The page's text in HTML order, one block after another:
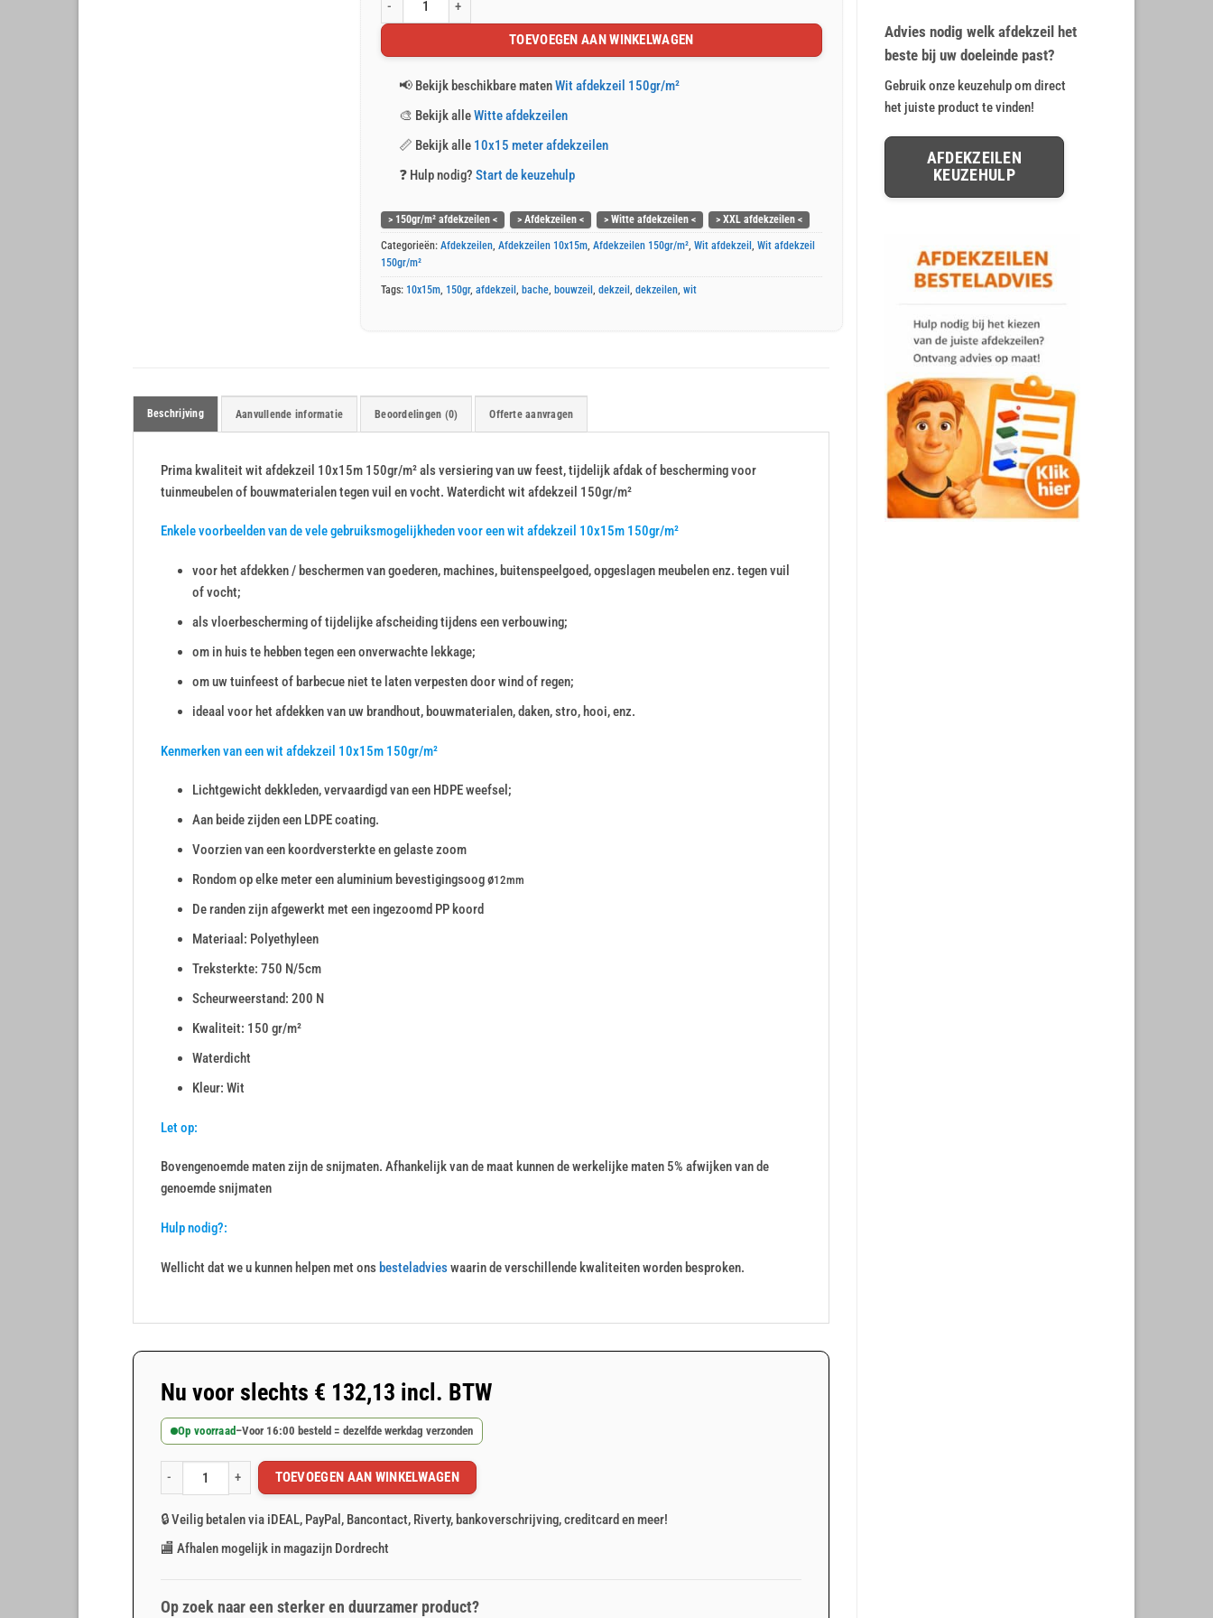
Advies nodig welk afdekzeil het
beste bij uw doeleinde past?
Gebruik onze keuzehulp om direct
het juiste product te vinden!
AFDEKZEILEN
KEUZEHULP
Wit afdekzeil 10x15m 150gr/m² aantal
TOEVOEGEN AAN WINKELWAGEN
📢 Bekijk beschikbare matenWit afdekzeil 150gr/m²
🎨 Bekijk alleWitte afdekzeilen
📏 Bekijk alle 10x15 meter afdekzeilen
❓ Hulp nodig? Start de keuzehulp
> 150gr/m² afdekzeilen < > Afdekzeilen < > Witte afdekzeilen < > XXL afdekzeilen <
Categorieën:Afdekzeilen,Afdekzeilen 10x15m,Afdekzeilen 150gr/m²,Wit afdekzeil,Wit afdekzeil
150gr/m²
Tags: 10x15m, 150gr,afdekzeil,bache,bouwzeil,dekzeil,dekzeilen,wit
Beschrijving Aanvullende informatie Beoordelingen (0) Offerte aanvragen
Prima kwaliteit wit afdekzeil 10x15m 150gr/m² als versiering van uw feest, tijdelijk afdak of bescherming voor
tuinmeubelen of bouwmaterialen tegen vuil en vocht. Waterdicht wit afdekzeil 150gr/m²
Enkele voorbeelden van de vele gebruiksmogelijkheden voor een wit afdekzeil 10x15m 150gr/m²
voor het afdekken / beschermen van goederen, machines, buitenspeelgoed, opgeslagen meubelen enz. tegen vuil
of vocht;
als vloerbescherming of tijdelijke afscheiding tijdens een verbouwing;
om in huis te hebben tegen een onverwachte lekkage;
om uw tuinfeest of barbecue niet te laten verpesten door wind of regen;
ideaal voor het afdekken van uw brandhout, bouwmaterialen, daken, stro, hooi, enz.
Kenmerken van een wit afdekzeil 10x15m 150gr/m²
Lichtgewicht dekkleden, vervaardigd van een HDPE weefsel;
Aan beide zijden een LDPE coating.
Voorzien van een koordversterkte en gelaste zoom
Rondom op elke meter een aluminium bevestigingsoog ø12mm
De randen zijn afgewerkt met een ingezoomd PP koord
Materiaal: Polyethyleen
Treksterkte: 750 N/5cm
Scheurweerstand: 200 N
Kwaliteit: 150 gr/m²
Waterdicht
Kleur: Wit
Let op:
Bovengenoemde maten zijn de snijmaten. Afhankelijk van de maat kunnen de werkelijke maten 5% afwijken van de
genoemde snijmaten
Hulp nodig?:
Wellicht dat we u kunnen helpen met ons besteladvieswaarin de verschillende kwaliteiten worden besproken.
Nu voor slechts € 132,13 incl. BTW
Op voorraad –Voor 16:00 besteld = dezelfde werkdag verzonden
Wit afdekzeil 10x15m 150gr/m² aantalTOEVOEGEN AAN WINKELWAGEN
🔒 Veilig betalen via iDEAL, PayPal, Bancontact, Riverty, bankoverschrijving, creditcard en meer!
🏬 Afhalen mogelijk in magazijn Dordrecht
Op zoek naar een sterker en duurzamer product?